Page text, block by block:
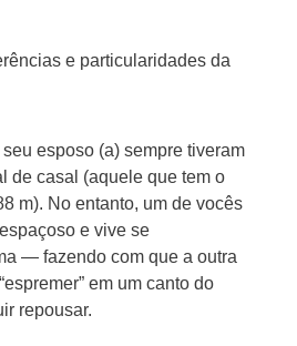
e particularidades da
esposo (a) sempre tiveram
de casal (aquele que tem o
m). No entanto, um de vocês
e vive se
— fazendo com que a outra
em um canto do
repousar.